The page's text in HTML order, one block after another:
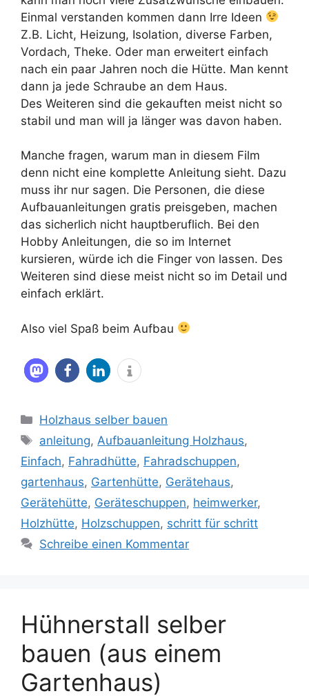
Einmal verstanden kommen dann Irre Ideen
Z.B. Licht, Heizung, Isolation, diverse Farben,
Vordach, Theke. Oder man erweitert einfach
nach ein paar Jahren noch die Hütte. Man kennt
dann ja jede Schraube an dem Haus.
Des Weiteren sind die gekauften meist nicht so
stabil und man will ja länger was davon haben.
Manche fragen, warum man in diesem Film
denn nicht eine komplette Anleitung sieht. Dazu
muss ihr nur sagen. Die Personen, die diese
Aufbauanleitungen gratis preisgeben, machen
das sicherlich nicht hauptberuflich. Bei den
Hobby Anleitungen, die so im Internet
kursieren, würde ich die Finger von lassen. Des
Weiteren sind diese meist nicht so im Detail und
einfach erklärt.
Also viel Spaß beim Aufbau
Kategorien
Holzhaus selber bauen
Schlagwörter
anleitung,Aufbauanleitung Holzhaus,
Einfach, Fahradhütte, Fahradschuppen,
gartenhaus, Gartenhütte, Gerätehaus,
Gerätehütte, Geräteschuppen, heimwerker,
Holzhütte, Holzschuppen, schritt für schritt
Schreibe einen Kommentar
Hühnerstall selber
bauen (aus einem
Gartenhaus)